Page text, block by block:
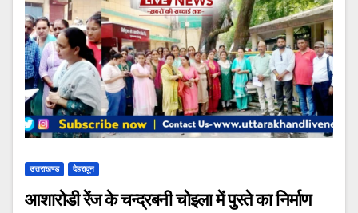
उत्तराखण्ड देहरादून
आशारोडी रेंज के चन्द्रबनी चोइला में पुस्ते का निर्माण